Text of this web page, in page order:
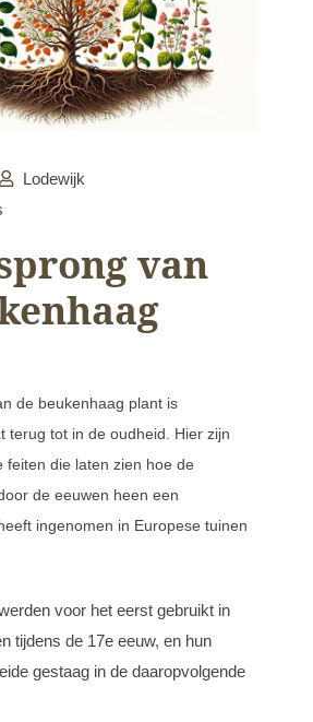
Lodewijk
van
de beukenhaag plant is
terug tot in de oudheid. Hier zijn
feiten die laten zien hoe de
de eeuwen heen een
ingenomen in Europese tuinen
voor het eerst gebruikt in
tijdens de 17e eeuw, en hun
gestaag in de daaropvolgende